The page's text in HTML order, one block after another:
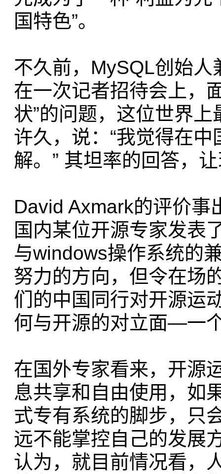
国特色”。
不久前，MySQL创始
在一次记者招待会上，
状”的问题，这位世界
许久，说：“我觉得在
解。” 其坦率的回答，
David Axmark的评价事
国内某位开源专家发表
与windows操作系统的
努力的方向，但令在场
们的中国同行对开源运
何与开源的对立面—一
在国外专家看来，开源
息共享和自由使用，如
式专有系统的脚步，只
远不能掌控自己的发展
认为，就目前情况看，